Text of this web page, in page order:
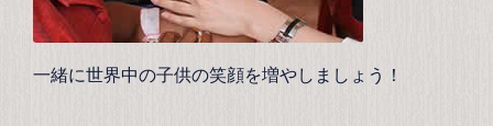
一緒に世界中の子供の笑顔を増やしましょう！